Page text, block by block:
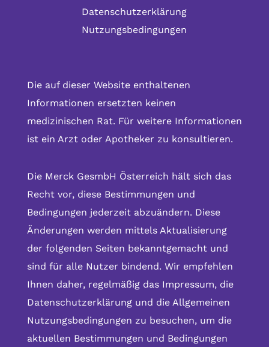
Datenschutzerklärung
Nutzungsbedingungen
Die auf dieser Website enthaltenen
Informationen ersetzten keinen
medizinischen Rat. Für weitere Informationen
ist ein Arzt oder Apotheker zu konsultieren.
Die Merck GesmbH Österreich hält sich das
Recht vor, diese Bestimmungen und
Bedingungen jederzeit abzuändern. Diese
Änderungen werden mittels Aktualisierung
der folgenden Seiten bekanntgemacht und
sind für alle Nutzer bindend. Wir empfehlen
Ihnen daher, regelmäßig das Impressum, die
Datenschutzerklärung und die Allgemeinen
Nutzungsbedingungen zu besuchen, um die
aktuellen Bestimmungen und Bedingungen